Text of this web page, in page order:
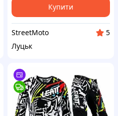
Купити
StreetMoto
5
Луцьк